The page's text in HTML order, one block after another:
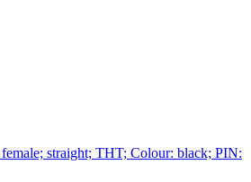
straight; THT; Colour: black; PIN: